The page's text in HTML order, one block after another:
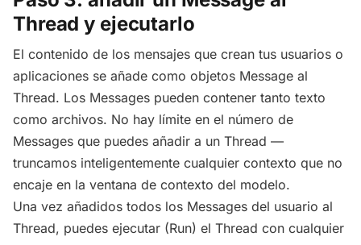
Thread y ejecutarlo
El contenido de los mensajes que crean tus usuarios o
aplicaciones se añade como objetos Message al
Thread. Los Messages pueden contener tanto texto
como archivos. No hay límite en el número de
Messages que puedes añadir a un Thread —
truncamos inteligentemente cualquier contexto que no
encaje en la ventana de contexto del modelo.
Una vez añadidos todos los Messages del usuario al
Thread, puedes ejecutar (Run) el Thread con cualquier